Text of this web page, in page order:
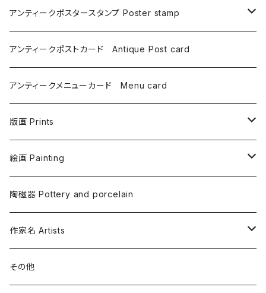
広告宣伝ポスター Publicity poster
オリンピックポスター Olympic
宝くじポスター Lottery
展覧会ポスター Exhibition & Gallery
プロパガンダポスター Propaganda
中国のポスター China
アンティークポスタースタンプ Poster stamp
ヨーロッパ Europe
イギリス
イタリア
ハンガリー
北米 North America
アメリカ USA
カナダ Canada
南米 South America
ブラジル Brasil
アンティークポストカード Antique Post card
アンティークメニューカード Menu card
版画 Prints
銅版画 Copper plate
リトグラフ Lithograph
シルクスクリーン Silkscreen
木版画 Woodcut
絵画 Painting
水彩画 Watercolor
油彩画 Oil
ドローイング Drawing
陶磁器 Pottery and porcelain
作家名 Artists
赤星啓介 Keisuke AKAHOSHI
その他